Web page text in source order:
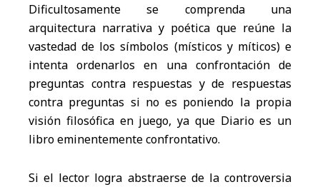
Dificultosamente se comprenda una
arquitectura narrativa y poética que reúne la
vastedad de los símbolos (místicos y míticos) e
intenta ordenarlos en una confrontación de
preguntas contra respuestas y de respuestas
contra preguntas si no es poniendo la propia
visión filosófica en juego, ya que Diario es un
libro eminentemente confrontativo.
Si el lector logra abstraerse de la controversia